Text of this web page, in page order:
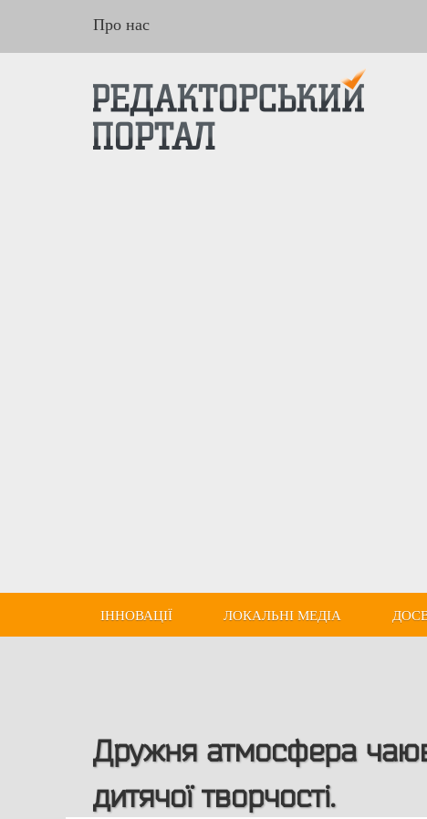
Про нас
ІННОВАЦІЇ ЛОКАЛЬНІ МЕДІА
Дружня атмосфера
дитячої творчості.